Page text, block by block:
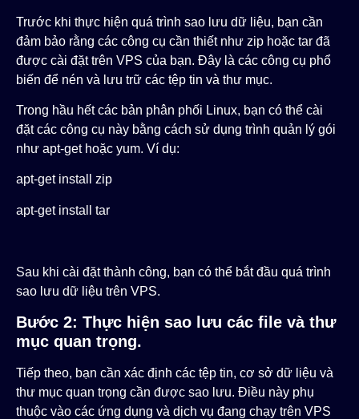
Trước khi thực hiện quá trình sao lưu dữ liệu, bạn cần
đảm bảo rằng các công cụ cần thiết như zip hoặc tar đã
được cài đặt trên VPS của bạn. Đây là các công cụ phổ
biến để nén và lưu trữ các tệp tin và thư mục.
Trong hầu hết các bản phân phối Linux, bạn có thể cài
đặt các công cụ này bằng cách sử dụng trình quản lý gói
như apt-gethoặc yum. Ví dụ:
apt-get install zip
apt-get install tar
Sau khi cài đặt thành công, bạn có thể bắt đầu quá trình
sao lưu dữ liệu trên VPS.
Bước 2: Thực hiện sao lưu các file và thư
mục quan trọng.
Tiếp theo, bạn cần xác định các tệp tin, cơ sở dữ liệu và
thư mục quan trọng cần được sao lưu. Điều này phụ
thuộc vào các ứng dụng và dịch vụ đang chạy trên VPS